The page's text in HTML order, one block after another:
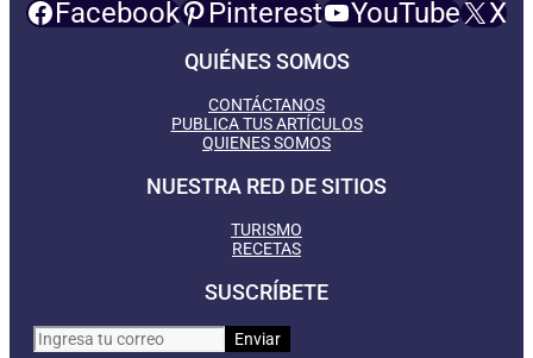
Facebook Pinterest YouTube X
QUIÉNES SOMOS
CONTÁCTANOS
PUBLICA TUS ARTÍCULOS
QUIENES SOMOS
NUESTRA RED DE SITIOS
TURISMO
RECETAS
SUSCRÍBETE